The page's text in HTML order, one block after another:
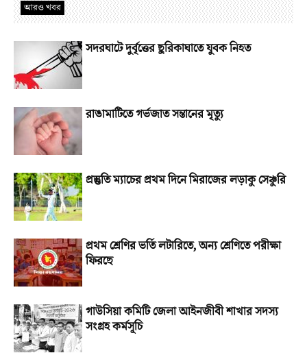
আরও খবর
সদরঘাটে দুর্বৃত্তের ছুরিকাঘাতে যুবক নিহত
রাঙামাটিতে গর্ভজাত সন্তানের মৃত্যু
প্রস্তুতি ম্যাচের প্রথম দিনে মিরাজের লড়াকু সেঞ্চুরি
প্রথম শ্রেণির ভর্তি লটারিতে, অন্য শ্রেণিতে পরীক্ষা
ফিরছে
গাউসিয়া কমিটি জেলা আইনজীবী শাখার সদস্য
সংগ্রহ কর্মসূচি